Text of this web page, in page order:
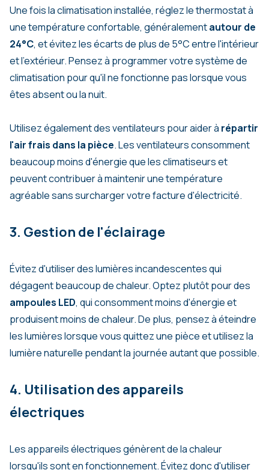
Une fois la climatisation installée, réglez le thermostat à
une température confortable, généralementautour de
24°C, et évitez les écarts de plus de 5°C entre l'intérieur
et l'extérieur. Pensez à programmer votre système de
climatisation pour qu'il ne fonctionne pas lorsque vous
êtes absent ou la nuit.
Utilisez également des ventilateurs pour aider à répartir
l'air frais dans la pièce. Les ventilateurs consomment
beaucoup moins d'énergie que les climatiseurs et
peuvent contribuer à maintenir une température
agréable sans surcharger votre facture d'électricité.
3. Gestion de l'éclairage
Évitez d'utiliser des lumières incandescentes qui
dégagent beaucoup de chaleur. Optez plutôt pour des
ampoules LED, qui consomment moins d'énergie et
produisent moins de chaleur. De plus, pensez à éteindre
les lumières lorsque vous quittez une pièce et utilisez la
lumière naturelle pendant la journée autant que possible.
4. Utilisation des appareils
électriques
Les appareils électriques génèrent de la chaleur
lorsqu'ils sont en fonctionnement. Évitez donc d'utiliser